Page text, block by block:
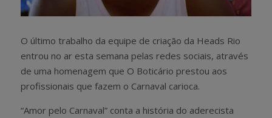
O último trabalho da equipe de criação da Heads Rio
entrou no ar esta semana pelas redes sociais, através
de uma homenagem que O Boticário prestou aos
profissionais que fazem o Carnaval carioca.
“Amor pelo Carnaval” conta a história do aderecista